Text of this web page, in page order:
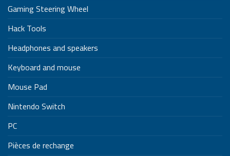
Gaming Steering Wheel
Hack Tools
Headphones and speakers
Keyboard and mouse
Mouse Pad
Nintendo Switch
PC
Pièces de rechange